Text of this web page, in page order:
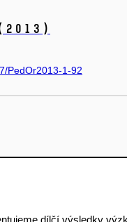
PedOr2013-1-92